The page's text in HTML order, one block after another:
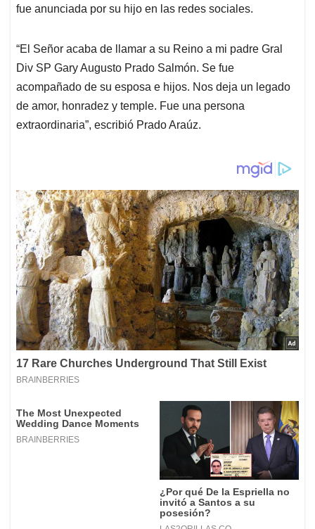
fue anunciada por su hijo en las redes sociales.
“El Señor acaba de llamar a su Reino a mi padre Gral
Div SP Gary Augusto Prado Salmón. Se fue
acompañado de su esposa e hijos. Nos deja un legado
de amor, honradez y temple. Fue una persona
extraordinaria”, escribió Prado Araúz.